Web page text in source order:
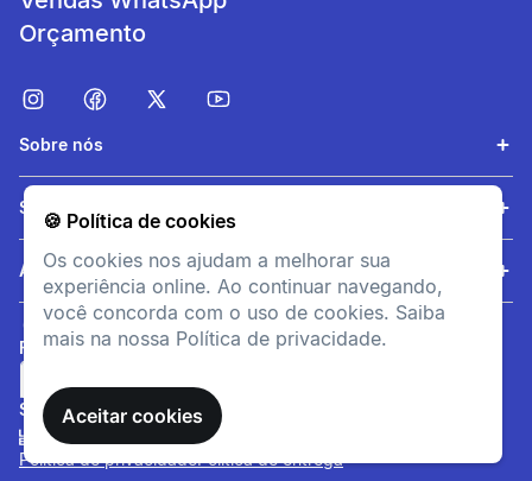
🍪 Política de cookies
Os cookies nos ajudam a melhorar sua
experiência online. Ao continuar navegando,
você concorda com o uso de cookies. Saiba
mais na nossa Política de privacidade.
Aceitar cookies
Orçamento
Sobre nós
Serviços
Ajuda
FORMAS DE PAGAMENTO
SITE SEGURO
Política de privacidadePolítica de entrega